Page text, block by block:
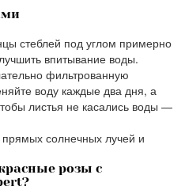
стеблей под углом примерно
впитывание воды.
фильтрованную
воду каждые два дня, а
листья не касались воды —
солнечных лучей и
розы с